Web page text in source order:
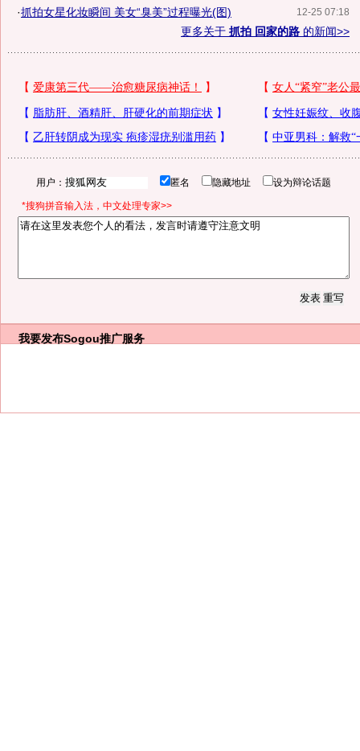
12-25 07:18
·抓拍女星化妆瞬间 美女“臭美”过程曝光(图)
更多关于 抓拍 回家的路 的新闻>>
用户： 匿名 隐藏地址 设为辩论话题
*搜狗拼音输入法，中文处理专家>>
我要发布Sogou推广服务